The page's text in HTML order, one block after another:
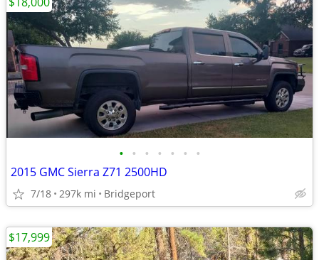
• • • • • • •
2015 GMC Sierra Z71 2500HD
7/18 297k mi Bridgeport
$17,999